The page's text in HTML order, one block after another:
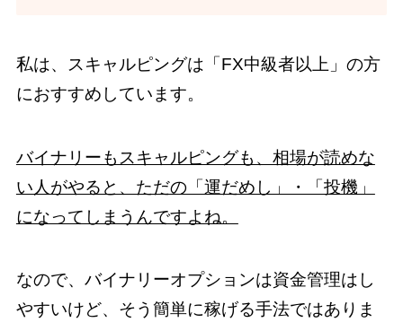
私は、スキャルピングは「FX中級者以上」の方
におすすめしています。
バイナリーもスキャルピングも、相場が読めな
い人がやると、ただの「運だめし」・「投機」
になってしまうんですよね。
なので、バイナリーオプションは資金管理はし
やすいけど、そう簡単に稼げる手法ではありま